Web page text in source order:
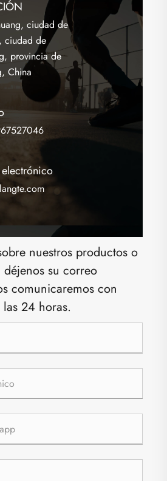
ciudad de
ciudad de
provincia de
China
nuestros productos o
su correo
comunicaremos con
24 horas.